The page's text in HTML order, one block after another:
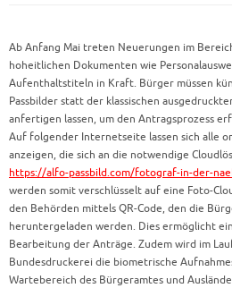
Ab Anfang Mai treten Neuerungen im
hoheitlichen Dokumenten wie
Aufenthaltstiteln in Kraft. Bürger müssen
Passbilder statt der klassischen
anfertigen lassen, um den Antragsprozess
Auf folgender Internetseite lassen sich alle
anzeigen, die sich an die notwendige
https://alfo-passbild.com/fotograf-in-der-
werden somit verschlüsselt auf eine Foto-
den Behörden mittels QR-Code, den die
heruntergeladen werden. Dies ermöglicht
Bearbeitung der Anträge. Zudem wird im
Bundesdruckerei die biometrische
Wartebereich des Bürgeramtes und